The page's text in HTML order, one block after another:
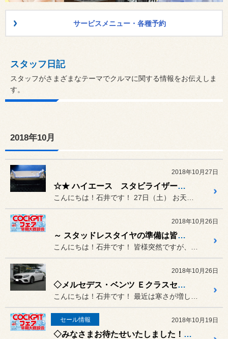
サービスメニュー・各種予約
スタッフ日記
スタッフがさまざまなテーマでクルマに関する情報をお伝えしま
す。
2018年10月
2018年10月27日
☆★ ハイエース スタビライザー交換作業 ☆★
2018年10月26日
～ スタッドレスタイヤの準備は皆様お済ですか？？ ～
2018年10月26日
◇メルセデス・ベンツ Ｅクラスセダン フロントグリル交換◇
セール情報 2018年10月19日
◇みなさまお待たせいたしました！20日(土)より【コクピットSALE】開催です！◇